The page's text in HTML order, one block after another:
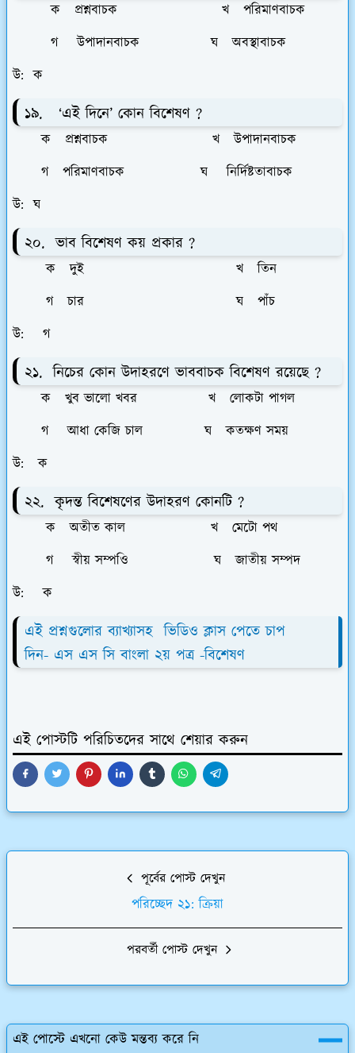
ক প্রশ্নবাচক খ পরিমাণবাচক
গ উপাদানবাচক ঘ অবস্থাবাচক
উ: ক
১৯. ‘এই দিনে’ কোন বিশেষণ ?
ক প্রশ্নবাচক খ উপাদানবাচক
গ পরিমাণবাচক ঘ নির্দিষ্টতাবাচক
উ: ঘ
২০. ভাব বিশেষণ কয় প্রকার ?
ক দুই খ তিন
গ চার ঘ পাঁচ
উ: গ
২১. নিচের কোন উদাহরণে ভাববাচক বিশেষণ রয়েছে ?
ক খুব ভালো খবর খ লোকটা পাগল
গ আধা কেজি চাল ঘ কতক্ষণ সময়
উ: ক
২২. কৃদন্ত বিশেষণের উদাহরণ কোনটি ?
ক অতীত কাল খ মেটো পথ
গ স্বীয় সম্পওি ঘ জাতীয় সম্পদ
উ: ক
এই প্রশ্নগুলোর ব্যাখ্যাসহ ভিডিও ক্লাস পেতে চাপ
দিন- এস এস সি বাংলা ২য় পত্র -বিশেষণ
এই পোস্টটি পরিচিতদের সাথে শেয়ার করুন
পূর্বের পোস্ট দেখুন
পরিচ্ছেদ ২১: ক্রিয়া
পরবর্তী পোস্ট দেখুন
এই পোস্টে এখনো কেউ মন্তব্য করে নি